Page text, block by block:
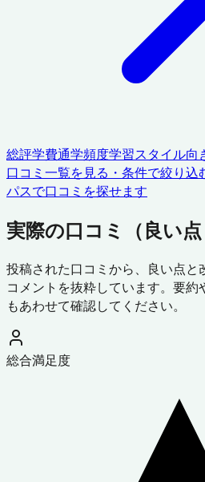
総評学費通学頻度学習スタイル向
口コミ一覧を見る・条件で絞り込
パスで口コミを探せます
実際の口コミ（良い点
投稿された口コミから、良い点と
コメントを抜粋しています。要
もあわせて確認してください。
総合満足度